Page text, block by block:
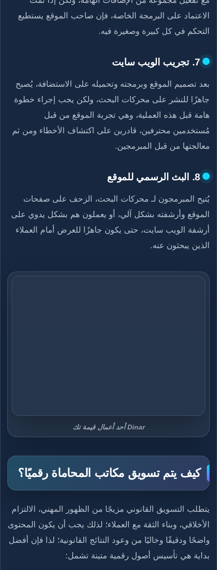
الاعتماد على البرمجة الخاصة، فإن صاحب الموقع يستطيع
التحكم في كل كبيرة وصغيرة فيه.
7. تجريب الويب سايت
بعد تصميم الموقع وبرمجته وتحميله على الاستضافة، يُصبح
جاهزًا للنشر على محركات البحث، ولكن يجب إجراء خطوة
هامة قبل هذه العملية، وهي تجربة الموقع من قبل
مُستخدمين محترفين، قادرين على اكتشاف الأخطاء ومن ثم
معالجتها من قبل المبرمجين.
8. البث الرسمي للموقع
يُتيح المبرمجون لـ محركات البحث، الزحف على صفحات
الموقع وأرشفته بشكل آلي، أو يعملون هم بشكل يدوي على
أرشفة الويب سايت، حتى يكون جاهزًا للعرض أمام العملاء
الذين يبحثون عنه.
Dinar أحد أعمال قيمة تك
كيف يتم تسويق مكاتب المحاماة رقميًا؟
يتطلب التسويق القانوني مزيجًا من الظهور المهني، الالتزام
الأخلاقي، وبناء الثقة مع العملاء؛ لذلك يجب أن يكون المحتوى
واضحًا ودقيقًا وخاليًا من وعود النتائج القانونية؛ لذا فإن أفضل
بداية هي تأسيس أصول رقمية متينة تشمل: